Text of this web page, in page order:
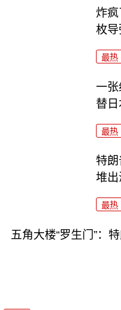
炸疯
枚
最热
一
替日
最热
特朗
堆
最热
五角大楼“罗生门”：